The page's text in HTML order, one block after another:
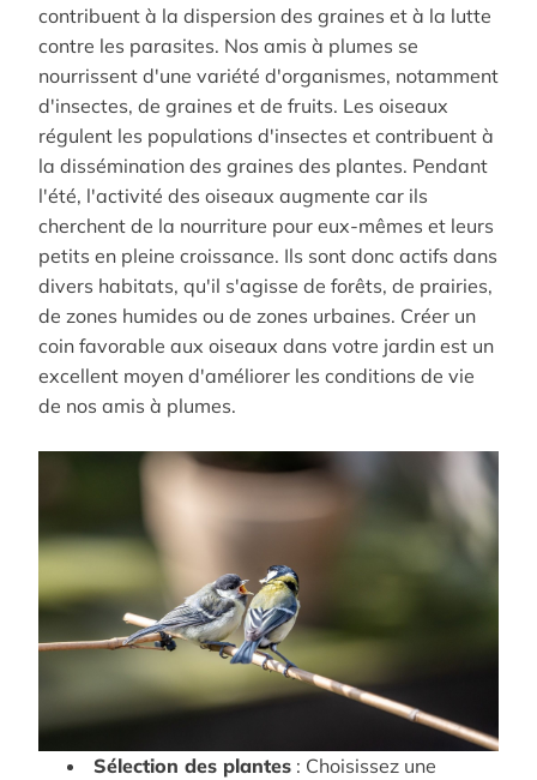
contribuent à la dispersion des graines et à la lutte
contre les parasites. Nos amis à plumes se
nourrissent d'une variété d'organismes, notamment
d'insectes, de graines et de fruits. Les oiseaux
régulent les populations d'insectes et contribuent à
la dissémination des graines des plantes. Pendant
l'été, l'activité des oiseaux augmente car ils
cherchent de la nourriture pour eux-mêmes et leurs
petits en pleine croissance. Ils sont donc actifs dans
divers habitats, qu'il s'agisse de forêts, de prairies,
de zones humides ou de zones urbaines. Créer un
coin favorable aux oiseaux dans votre jardin est un
excellent moyen d'améliorer les conditions de vie
de nos amis à plumes.
Sélection des plantes : Choisissez une